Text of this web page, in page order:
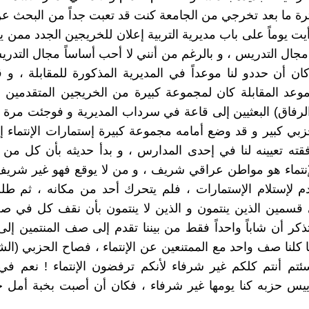
ما بعد تخرجي من الجامعة كنت قد تعبت جداً من البحث
يوماً على باب مديرية التربية إعلان للخريجين الجدد
التدريس ، و بالرغم من أنني لا أحب أساساً مجال
أن حددو لنا موعداً في المديرية المذكورة للمقابلة ،
المقابلة كان لمجموعة كبيرة من الخريجين
البعثيين إلى قاعة في سرداب المديرية و فوجئت
كبير و قد وضع أمامه مجموعة كبيرة إستمارات الإنتماء
تعيينه لنا في إحدى المدارس ، و بدأ حديثه بأن كل
هو مواطن عراقي شريف ، و من لا يوقع فهو غير
لإستلام الإستمارات ، فلم يتحرك أحد من مكانه ، ثم
قسمين الذين ينتمون و الذين لا ينتمون بأن نقف كل في
أن شاباً واحداً فقط من بيننا تقدم إلى صف المنتمين
كلنا صف واحد مع الممتنعين عن الإنتماء ، فصاح الحزبي
أنتم كلكم غير شرفاء لأنكم ترفضون الإنتماء ! نعم
حزبه كنا يومها غير شرفاء ، فكان أن أصبت بخبة أمل